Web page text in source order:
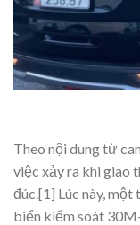
Theo nội dung từ
việc xảy ra khi giao
đúc.[1 ] Lúc này,
biển kiểm soát